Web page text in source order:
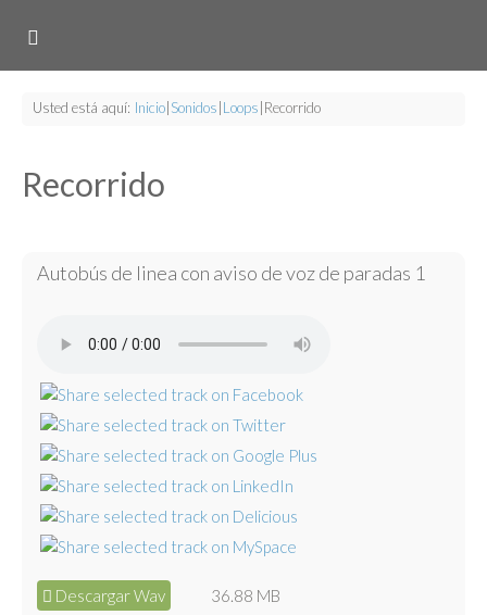
Usted está aquí: Inicio Sonidos Loops Recorrido
Recorrido
Autobús de linea con aviso de voz de paradas 1
Descargar Wav 36.88 MB